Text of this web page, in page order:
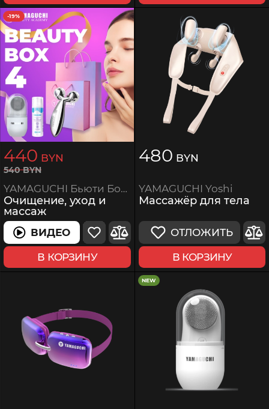
-19%
440 BYN
540BYN
YAMAGUCHI Бьюти Бокс 4
Очищение, уход и
массаж
ВИДЕОВИДЕО
В КОРЗИНУ
480 BYN
YAMAGUCHI Yoshi
Массажёр для тела
ОТЛОЖИТЬ
В КОРЗИНУ
NEW